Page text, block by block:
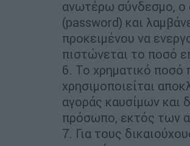
ανωτέρω σύνδεσμο, ο
(password) και
προκειμένου να
πιστώνεται το ποσό
6. Το χρηματικό ποσό
χρησιμοποιείται
αγοράς καυσίμων και
πρόσωπο, εκτός των
7. Για τους